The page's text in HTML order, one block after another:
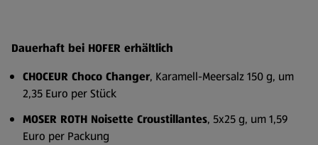
Dauerhaft bei HOFER erhältlich
CHOCEUR Choco Changer, Karamell-Meersalz 150 g, um
2,35 Euro per Stück
MOSER ROTH Noisette Croustillantes, 5x25 g, um 1,59
Euro per Packung